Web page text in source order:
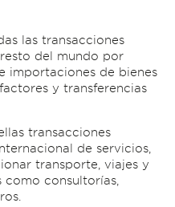
las transacciones
del mundo por
importaciones de bienes
y transferencias
transacciones
de servicios,
transporte, viajes y
como consultorías,